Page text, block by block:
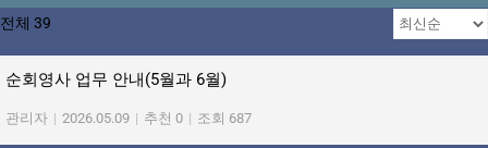
전체 39
순회영사 업무 안내(5월과 6월)
관리자 | 2026.05.09 | 추천 0 | 조회 687